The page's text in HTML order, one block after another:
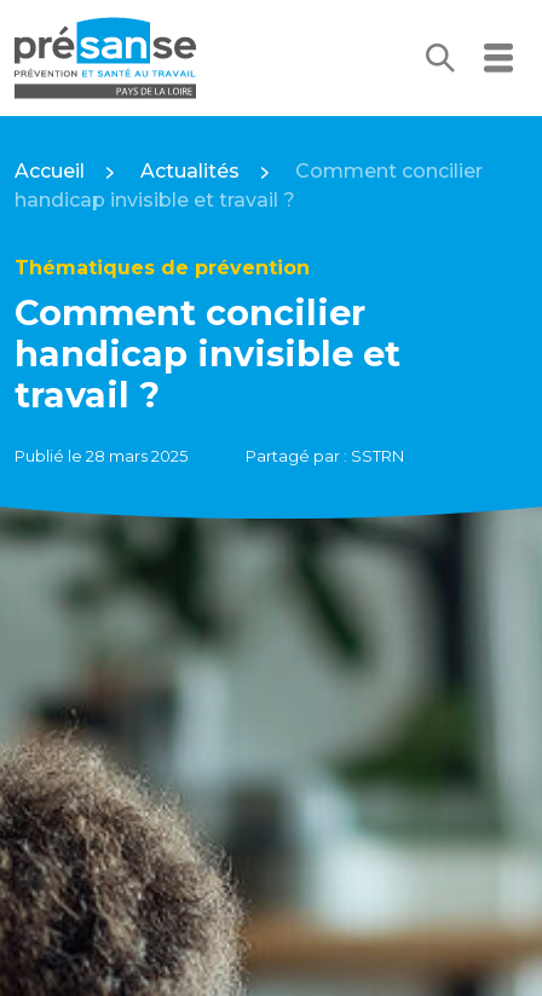
Présanse Pays de la Loire
Comment concilier
handicap invisible et
travail ?
Thématiques de prévention
Publié le 28 mars 2025 Partagé par : SSTRN
Accueil Actualités
Comment concilier
handicap invisible et travail ?